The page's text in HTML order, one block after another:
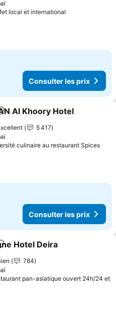
local et international
Consulter les prix
à mes favoris
Al Khoory Hotel
5 417
culinaire au restaurant Spices
Consulter les prix
à mes favoris
Hotel Deira
784
pan-asiatique ouvert 24h/24 et